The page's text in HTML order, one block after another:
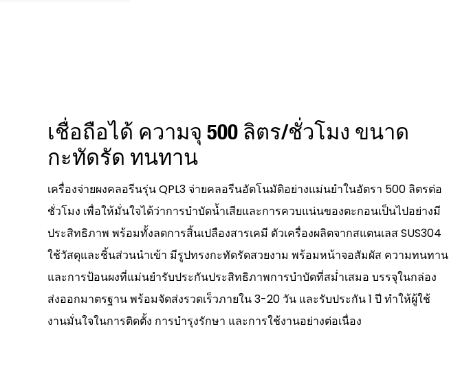
เชื่อถือได้ ความจุ 500 ลิตร/ชั่วโมง ขนาด
กะทัดรัด ทนทาน
เครื่องจ่ายผงคลอรีนรุ่น QPL3 จ่ายคลอรีนอัตโนมัติอย่างแม่นยำในอัตรา 500 ลิตรต่อ
ชั่วโมง เพื่อให้มั่นใจได้ว่าการบำบัดน้ำเสียและการควบแน่นของตะกอนเป็นไปอย่างมี
ประสิทธิภาพ พร้อมทั้งลดการสิ้นเปลืองสารเคมี ตัวเครื่องผลิตจากสแตนเลส SUS304
ใช้วัสดุและชิ้นส่วนนำเข้า มีรูปทรงกะทัดรัดสวยงาม พร้อมหน้าจอสัมผัส ความทนทาน
และการป้อนผงที่แม่นยำรับประกันประสิทธิภาพการบำบัดที่สม่ำเสมอ บรรจุในกล่อง
ส่งออกมาตรฐาน พร้อมจัดส่งรวดเร็วภายใน 3-20 วัน และรับประกัน 1 ปี ทำให้ผู้ใช้
งานมั่นใจในการติดตั้ง การบำรุงรักษา และการใช้งานอย่างต่อเนื่อง